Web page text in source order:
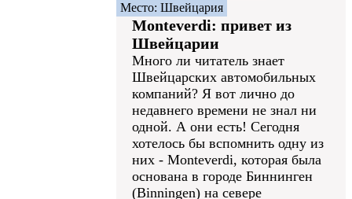
Место: Швейцария
Monteverdi: привет из
Швейцарии
Много ли читатель знает
Швейцарских автомобильных
компаний? Я вот лично до
недавнего времени не знал ни
одной. А они есть! Сегодня
хотелось бы вспомнить одну из
них - Monteverdi, которая была
основана в городе Биннинген
(Binningen) на севере